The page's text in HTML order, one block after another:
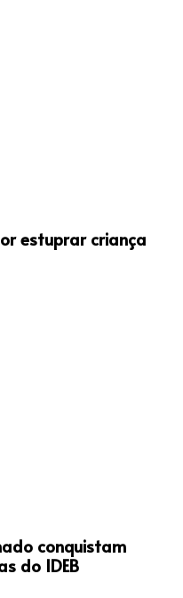
estuprar criança
conquistam
do IDEB